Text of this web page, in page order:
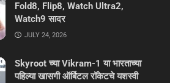
Fold8, Flip8, Watch Ultra2,
Watch9 सादर
JULY 24, 2026
Skyroot च्या Vikram-1 या भारताच्या
पहिल्या खासगी ऑर्बिटल रॉकेटचे यशस्वी